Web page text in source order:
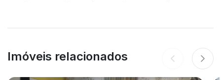
Imóveis relacionados